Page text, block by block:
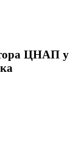
ЦНАП у